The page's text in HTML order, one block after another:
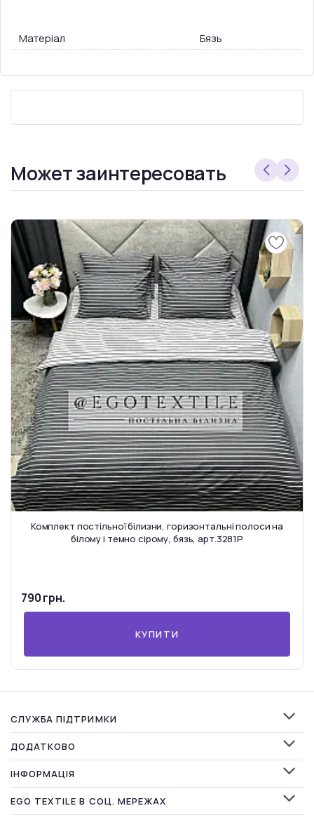
Матеріал Бязь
Может заинтересовать
Комплект постільної білизни, горизонтальні полоси на
білому і темно сірому, бязь, арт.3281P
790 грн.
КУПИТИ
СЛУЖБА ПІДТРИМКИ
ДОДАТКОВО
ІНФОРМАЦІЯ
EGO TEXTILE В СОЦ. МЕРЕЖАХ